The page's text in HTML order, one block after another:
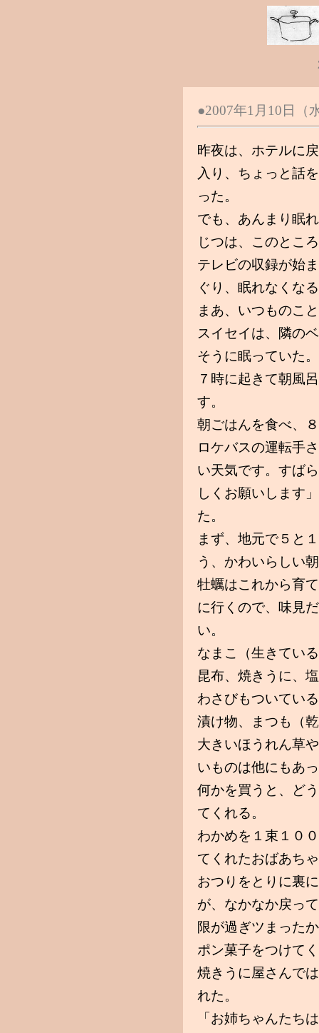
●2007年1月10日（
昨夜は、ホテルに
入り、ちょっと話
った。
でも、あんまり眠
じつは、このとこ
テレビの収録が始
ぐり、眠れなくな
まあ、いつものこ
スイセイは、隣の
そうに眠っていた。
７時に起きて朝風
す。
朝ごはんを食べ、
ロケバスの運転手
い天気です。すば
しくお願いします
た。
まず、地元で５と
う、かわいらしい
牡蠣はこれから育
に行くので、味見
い。
なまこ（生きてい
昆布、焼きうに、
わさびもついてい
漬け物、まつも（
大きいほうれん草
いものは他にもあ
何かを買うと、ど
てくれる。
わかめを１束１０
てくれたおばあち
おつりをとりに裏
が、なかなか戻っ
限が過ぎツまった
ポン菓子をつけて
焼きうに屋さんで
れた。
「お姉ちゃんたち